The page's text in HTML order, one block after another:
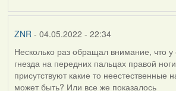
ZNR - 04.05.2022 - 22:34
Несколько раз обращал внимание, что у
гнезда на передних пальцах правой
присутствуют какие то неестественные
может быть? Или все же показалось